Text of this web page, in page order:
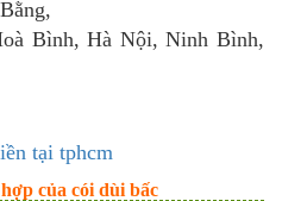
Bình, Hà Nội, Ninh Bình,
tại tphcm
của cói dùi bấc